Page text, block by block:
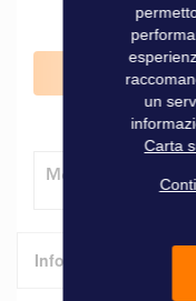
Modalità di
Informazioni tecniche
un
Carta